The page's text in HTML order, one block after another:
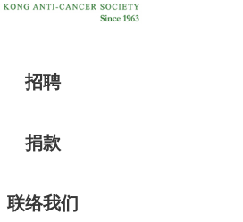
招聘
捐款
联络我们